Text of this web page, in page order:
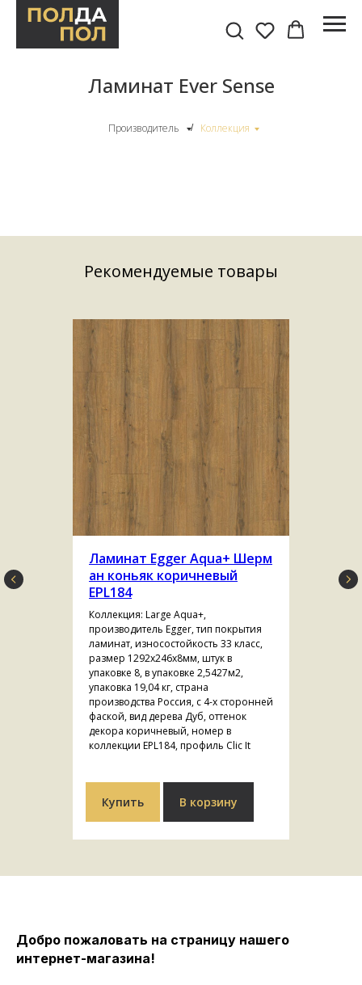
Ламинат Ever Sense
Производитель / Коллекция
Рекомендуемые товары
Ламинат Egger Aqua+ Шерм
ан коньяк коричневый
EPL184
Коллекция: Large Aqua+,
производитель Egger, тип покрытия
ламинат, износостойкость 33 класс,
размер 1292х246х8мм, штук в
упаковке 8, в упаковке 2,5427м2,
упаковка 19,04 кг, страна
производства Россия, с 4-х сторонней
фаской, вид дерева Дуб, оттенок
декора коричневый, номер в
коллекции EPL184, профиль Clic It
Купить В корзину
Добро пожаловать на страницу нашего
интернет-магазина!